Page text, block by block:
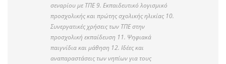
σεναρίου με ΤΠΕ 9. Εκπαιδευτικό λογισμικό
προσχολικής και πρώτης σχολικής ηλικίας 10.
Συνεργατικές χρήσεις των ΤΠΕ στην
προσχολική εκπαίδευση 11. Ψηφιακά
παιγνίδια και μάθηση 12. Ιδέες και
αναπαραστάσεις των νηπίων για τους